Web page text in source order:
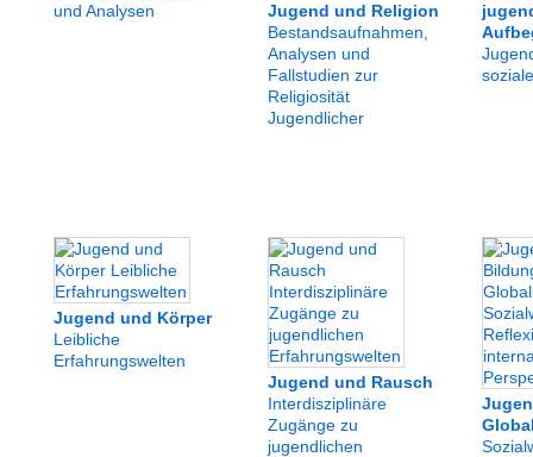
und Analysen
Jugend und Religion
Bestandsaufnahmen,
Analysen und
Fallstudien zur
Religiosität
Jugendlicher
Jugend und Körper
Leibliche
Erfahrungswelten
Jugend und Rausch
Interdisziplinäre
Zugänge zu
jugendlichen